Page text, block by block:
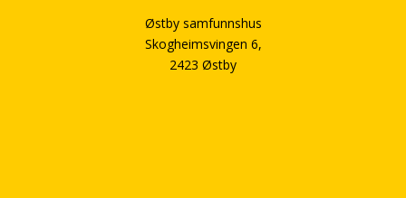
Østby samfunnshus
Skogheimsvingen 6,
2423 Østby